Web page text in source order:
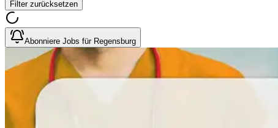
Filter zurücksetzen
Abonniere Jobs für Regensburg